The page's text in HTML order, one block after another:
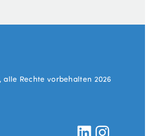
alle Rechte vorbehalten 2026